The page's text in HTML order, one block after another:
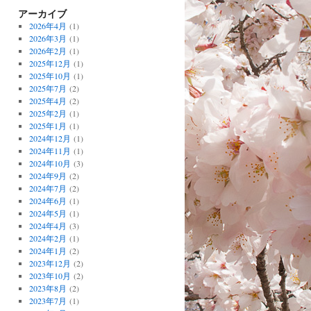
アーカイブ
2026年4月 (1)
2026年3月 (1)
2026年2月 (1)
2025年12月 (1)
2025年10月 (1)
2025年7月 (2)
2025年4月 (2)
2025年2月 (1)
2025年1月 (1)
2024年12月 (1)
2024年11月 (1)
2024年10月 (3)
2024年9月 (2)
2024年7月 (2)
2024年6月 (1)
2024年5月 (1)
2024年4月 (3)
2024年2月 (1)
2024年1月 (2)
2023年12月 (2)
2023年10月 (2)
2023年8月 (2)
2023年7月 (1)